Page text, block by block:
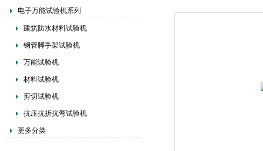
电子万能试验机系列
建筑防水材料试验机
钢管脚手架试验机
万能试验机
材料试验机
剪切试验机
抗压抗折抗弯试验机
更多分类